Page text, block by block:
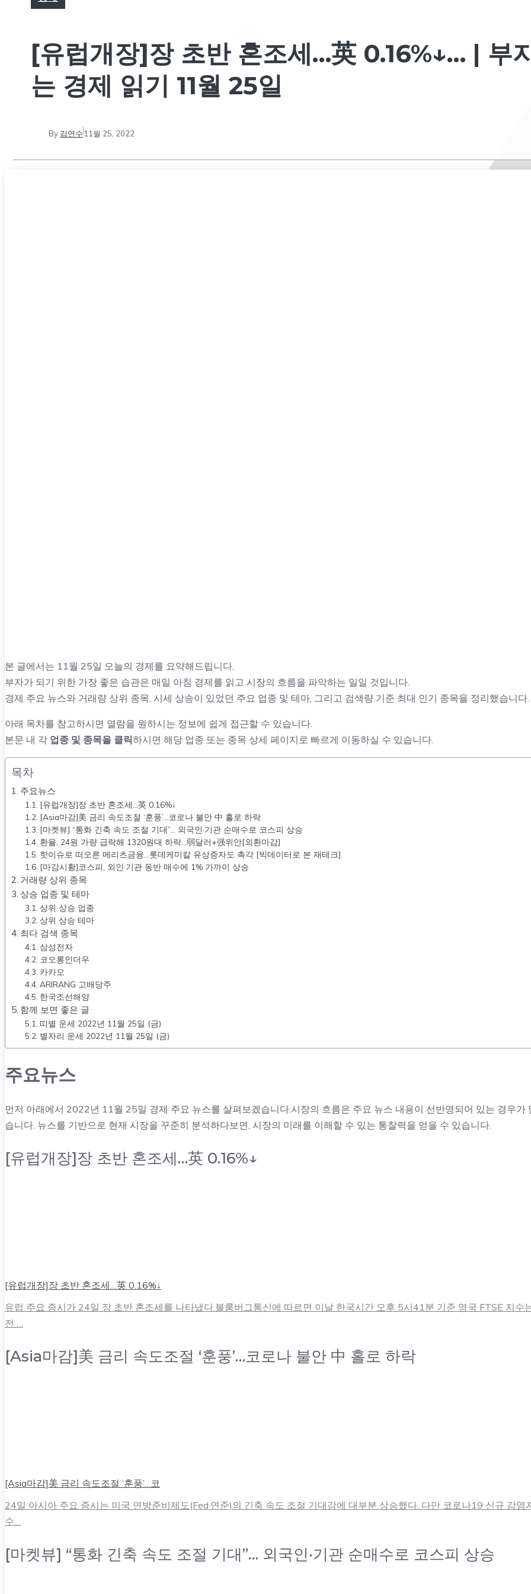
[유럽개장]장 초반 혼조세…英 0.16%↓… | 부
는 경제 읽기 11월 25일
By 김연수11월 25, 2022
본 글에서는 11월 25일 오늘의 경제를 요약해드립니다.
부자가 되기 위한 가장 좋은 습관은 매일 아침 경제를 읽고 시장의 흐름을 파악하는 일일 것입니다.
경제 주요 뉴스와 거래량 상위 종목, 시세 상승이 있었던 주요 업종 및 테마, 그리고 검색량 기준 최대 인기 종목을 정리했습니다.
아래 목차를 참고하시면 열람을 원하시는 정보에 쉽게 접근할 수 있습니다.
본문 내 각 업종 및 종목을 클릭하시면 해당 업종 또는 종목 상세 페이지로 빠르게 이동하실 수 있습니다.
목차
주요뉴스
[유럽개장]장 초반 혼조세…英 0.16%↓
[Asia마감]美 금리 속도조절 ‘훈풍’…코로나 불안 中 홀로 하락
[마켓뷰] “통화 긴축 속도 조절 기대”… 외국인·기관 순매수로 코스피 상승
환율, 24원 가량 급락해 1320원대 하락…弱달러+强위안[외환마감]
핫이슈로 떠오른 메리츠금융…롯데케미칼 유상증자도 촉각 [빅데이터로 본 재테크]
[마감시황]코스피, 외인·기관 동반 매수에 1% 가까이 상승
거래량 상위 종목
상승 업종 및 테마
상위 상승 업종
상위 상승 테마
최다 검색 종목
삼성전자
코오롱인더우
카카오
ARIRANG 고배당주
한국조선해양
함께 보면 좋은 글
띠별 운세 2022년 11월 25일 (금)
별자리 운세 2022년 11월 25일 (금)
주요뉴스
먼저 아래에서 2022년 11월 25일 경제 주요 뉴스를 살펴보겠습니다.시장의 흐름은 주요 뉴스 내용이 선반영되어 있는 경우가
습니다. 뉴스를 기반으로 현재 시장을 꾸준히 분석하다보면, 시장의 미래를 이해할 수 있는 통찰력을 얻을 수 있습니다.
[유럽개장]장 초반 혼조세…英 0.16%↓
[유럽개장]장 초반 혼조세…英 0.16%↓
유럽 주요 증시가 24일 장 초반 혼조세를 나타냈다.블룸버그통신에 따르면 이날 한국시간 오후 5시41분 기준 영국 FTSE 지수
전 …
[Asia마감]美 금리 속도조절 ‘훈풍’…코로나 불안 中 홀로 하락
[Asia마감]美 금리 속도조절 ‘훈풍’…코
24일 아시아 주요 증시는 미국 연방준비제도(Fed·연준)의 긴축 속도 조절 기대감에 대부분 상승했다. 다만 코로나19 신규 감염
수…
[마켓뷰] “통화 긴축 속도 조절 기대”… 외국인·기관 순매수로 코스피 상승